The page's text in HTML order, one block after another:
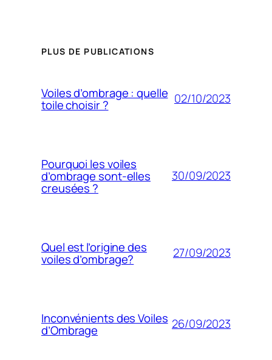
PLUS DE PUBLICATIONS
Voiles d’ombrage : quelle
toile choisir ? 02/10/2023
Pourquoi les voiles
d’ombrage sont-elles
creusées ?
30/09/2023
Quel est l’origine des
voiles d’ombrage? 27/09/2023
Inconvénients des Voiles
d’Ombrage 26/09/2023